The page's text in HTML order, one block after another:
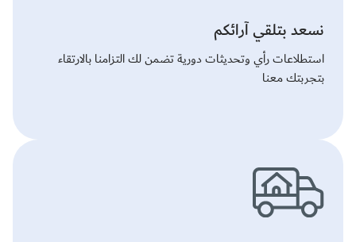
نسعد بتلقي آرائكم
استطلاعات رأي وتحديثات دورية تضمن لك التزامنا بالارتقاء
بتجربتك معنا